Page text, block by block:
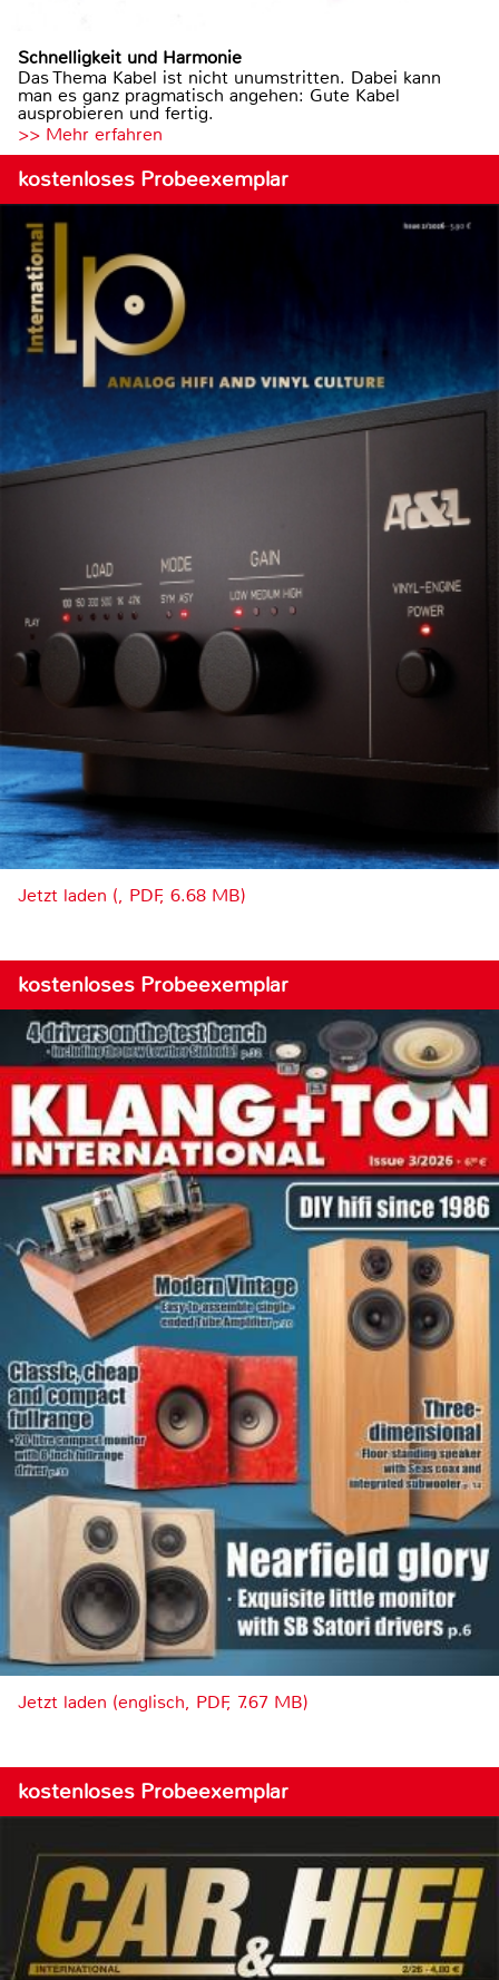
Schnelligkeit und Harmonie
Das Thema Kabel ist nicht unumstritten. Dabei kann
man es ganz pragmatisch angehen: Gute Kabel
ausprobieren und fertig.
>> Mehr erfahren
kostenloses Probeexemplar
Jetzt laden (, PDF, 6.68 MB)
kostenloses Probeexemplar
Jetzt laden (englisch, PDF, 7.67 MB)
kostenloses Probeexemplar